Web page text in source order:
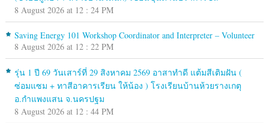
8 August 2026 at 12 : 24 PM
Saving Energy 101 Workshop Coordinator and Interpreter – Volunteer
8 August 2026 at 12 : 22 PM
รุ่น 1 ปี 69 วันเสาร์ที่ 29 สิงหาคม 2569 อาสาทำดี แต้มสีเติมฝัน (
ซ่อมแซม + ทาสีอาคารเรียน ให้น้อง ) โรงเรียนบ้านห้วยรางเกตุ
อ.กำแพงแสน จ.นครปฐม
8 August 2026 at 12 : 44 PM